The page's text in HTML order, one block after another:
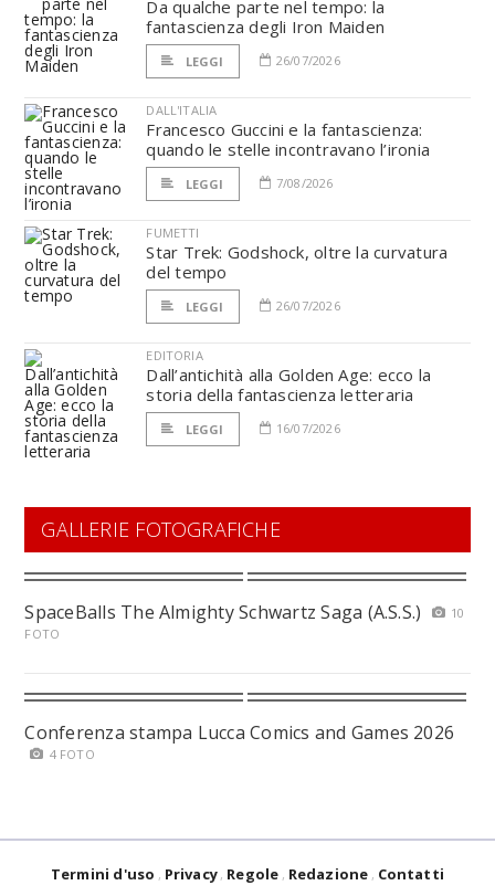
Da qualche parte nel tempo: la
fantascienza degli Iron Maiden
LEGGI 26/07/2026
DALL'ITALIA
Francesco Guccini e la fantascienza:
quando le stelle incontravano l’ironia
LEGGI 7/08/2026
FUMETTI
Star Trek: Godshock, oltre la curvatura
del tempo
LEGGI 26/07/2026
EDITORIA
Dall’antichità alla Golden Age: ecco la
storia della fantascienza letteraria
LEGGI 16/07/2026
GALLERIE FOTOGRAFICHE
SpaceBalls The Almighty Schwartz Saga (A.S.S.)
10
FOTO
Conferenza stampa Lucca Comics and Games 2026
4 FOTO
Termini d'uso Privacy Regole Redazione Contatti